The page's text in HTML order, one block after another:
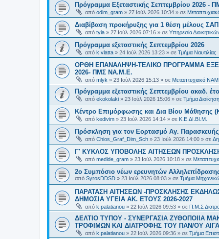
Πρόγραμμα Εξεταστικής Σεπτεμβρίου 2026 -
από odim_gram » 27 Ιούλ 2026 10:34 » σε
Διαβίβαση προκήρυξης για 1 θέση μέλους
από tyia » 27 Ιούλ 2026 07:16 » σε Υπηρεσία
Πρόγραμμα εξεταστικής Σεπτεμβρίου 2026
από k.vlatta » 24 Ιούλ 2026 13:23 » σε Τμήμα Ναυτιλίας
ΟΡΘΗ ΕΠΑΝΑΛΗΨΗ-ΤΕΛΙΚΟ ΠΡΟΓΡΑΜΜΑ
2026- ΠΜΣ ΝΑ.Μ.Ε.
από mlyk » 23 Ιούλ 2026 15:13 » σε Μεταπτυχιακό
Πρόγραμμα εξεταστικής Σεπτεμβρίου ακαδ.
από ekokolaki » 23 Ιούλ 2026 15:06 » σε Τμήμα
Κέντρο Επιμόρφωσης και Δια Βίου Μάθησης
από kedivim » 23 Ιούλ 2026 14:14 » σε Κ.Ε.ΔΙ.ΒΙ.Μ.
Πρόσκληση για τον Εορτασμό Αγ.
από Chios_Graf_Dim_Sch » 23 Ιούλ 2026 14:00 » σε
Γ' ΚΥΚΛΟΣ ΥΠΟΒΟΛΗΣ ΑΙΤΗΣΕΩΝ
από medide_gram » 23 Ιούλ 2026 10:18 » σε
2ο Συμπόσιο νέων ερευνητών
από SyrosDDSD » 23 Ιούλ 2026 08:03 » σε Τμήμα
ΠΑΡΑΤΑΣΗ ΑΙΤΗΣΕΩΝ -ΠΡΟΣΚΛΗΣΗΣ
ΔΗΜΟΣΙΑ ΥΓΕΙΑ AK. ETOYΣ 2026-2027
από k.palatianou » 22 Ιούλ 2026 09:53 » σε Π.Μ.Σ
ΔΕΛΤΙΟ ΤΥΠΟΥ - ΣΥΝΕΡΓΑΣΙΑ ΖΥΘΟΠΟΙΙΑ
ΤΡΟΦΙΜΩΝ ΚΑΙ ΔΙΑΤΡΟΦΗΣ ΤΟΥ ΠΑΝ/ΟΥ
από k.palatianou » 22 Ιούλ 2026 09:36 » σε Τμήμα